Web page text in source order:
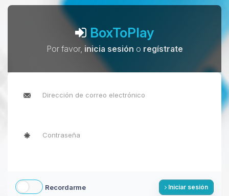
BoxToPlay
Por favor, inicia sesión o regístrate
Recordarme Iniciar sesión